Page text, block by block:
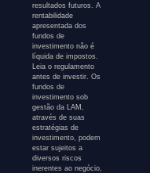
resultados futuros. A
rentabilidade
apresentada dos
fundos de
investimento não é
líquida de impostos.
Leia o regulamento
antes de investir. Os
fundos de
investimento sob
gestão da LAM,
através de suas
estratégias de
investimento, podem
estar sujeitos a
diversos riscos
inerentes ao negócio,